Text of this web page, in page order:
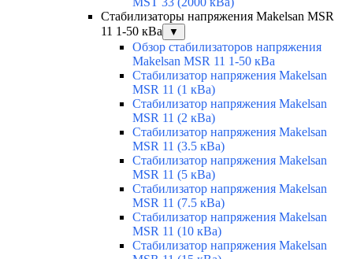
Стабилизаторы напряжения Makelsan MSR
11 1-50 кВа
▼
Обзор стабилизаторов напряжения
Makelsan MSR 11 1-50 кВа
Стабилизатор напряжения Makelsan
MSR 11 (1 кВа)
Стабилизатор напряжения Makelsan
MSR 11 (2 кВа)
Стабилизатор напряжения Makelsan
MSR 11 (3.5 кВа)
Стабилизатор напряжения Makelsan
MSR 11 (5 кВа)
Стабилизатор напряжения Makelsan
MSR 11 (7.5 кВа)
Стабилизатор напряжения Makelsan
MSR 11 (10 кВа)
Стабилизатор напряжения Makelsan